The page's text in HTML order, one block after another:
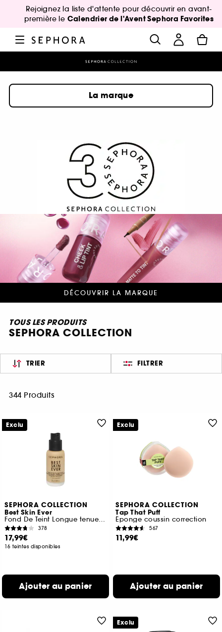
Rejoignez la liste d'attente pour découvrir en avant-
première le Calendrier de l'Avent Sephora Favorites
La marque
DÉCOUVRIR LA MARQUE
TOUS LES PRODUITS
SEPHORA COLLECTION
TRIER FILTRER
344 Produits
SEPHORA COLLECTION
Best Skin Ever
Fond De Teint Longue tenue teint parfait naturel
378
17,99€
16 teintes disponibles
Ajouter au panier
Exclu
SEPHORA COLLECTION
Tap That Puff
Éponge coussin correction
567
11,99€
Ajouter au panier
Exclu
Exclu